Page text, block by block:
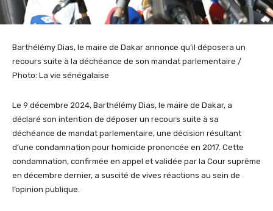
Barthélémy Dias, le maire de Dakar annonce qu’il déposera un
recours suite à la déchéance de son mandat parlementaire /
Photo: La vie sénégalaise
Le 9 décembre 2024, Barthélémy Dias, le maire de Dakar, a
déclaré son intention de déposer un recours suite à sa
déchéance de mandat parlementaire, une décision résultant
d’une condamnation pour homicide prononcée en 2017. Cette
condamnation, confirmée en appel et validée par la Cour suprême
en décembre dernier, a suscité de vives réactions au sein de
l’opinion publique.